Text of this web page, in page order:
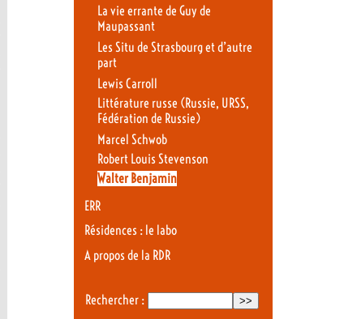
La vie errante de Guy de
Maupassant
Les Situ de Strasbourg et d’autre
part
Lewis Carroll
Littérature russe (Russie, URSS,
Fédération de Russie)
Marcel Schwob
Robert Louis Stevenson
Walter Benjamin
ERR
Résidences : le labo
A propos de la RDR
Rechercher :